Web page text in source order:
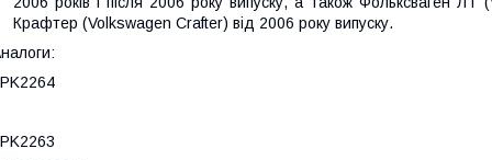
Крафтер (Volkswagen Crafter) від 2006 року випуску.